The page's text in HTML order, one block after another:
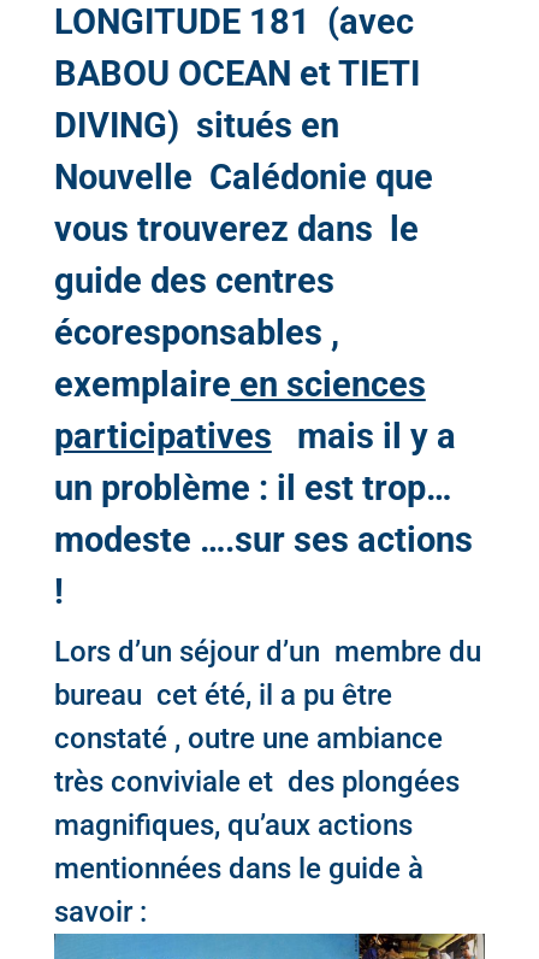
LONGITUDE 181 (avec
BABOU OCEAN et TIETI
DIVING) situés en
Nouvelle Calédonie que
vous trouverez dans
le
guide des centres
écoresponsables ,
exemplaire en sciences
participatives mais il y a
un problème : il est trop…
modeste ….sur ses actions
!
Lors d’un séjour d’un membre du
bureau cet été, il a pu être
constaté , outre une ambiance
très conviviale et des plongées
magnifiques, qu’aux actions
mentionnées dans le guide à
savoir :